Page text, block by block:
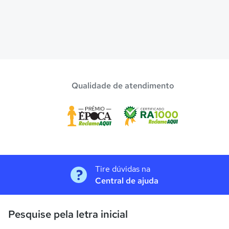
Qualidade de atendimento
Tire dúvidas na
Central de ajuda
Pesquise pela letra inicial